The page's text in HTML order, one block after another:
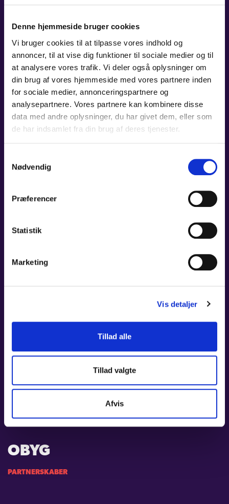
Denne hjemmeside bruger cookies
Vi bruger cookies til at tilpasse vores indhold og
annoncer, til at vise dig funktioner til sociale medier og til
at analysere vores trafik. Vi deler også oplysninger om
din brug af vores hjemmeside med vores partnere inden
for sociale medier, annonceringspartnere og
analysepartnere. Vores partnere kan kombinere disse
data med andre oplysninger, du har givet dem, eller som
de har indsamlet fra din brug af deres tjenester.
Nødvendig
Præferencer
Statistik
Marketing
Vis detaljer
Tillad alle
Tillad valgte
Afvis
BRILLEBAREN
PARTNERSKABER
MK-EL
PARTNERSKABER
PARTNERSKABER
KUHLMANN
SKJØDE
PARTNERSKABER
OBYG
PARTNERSKABER